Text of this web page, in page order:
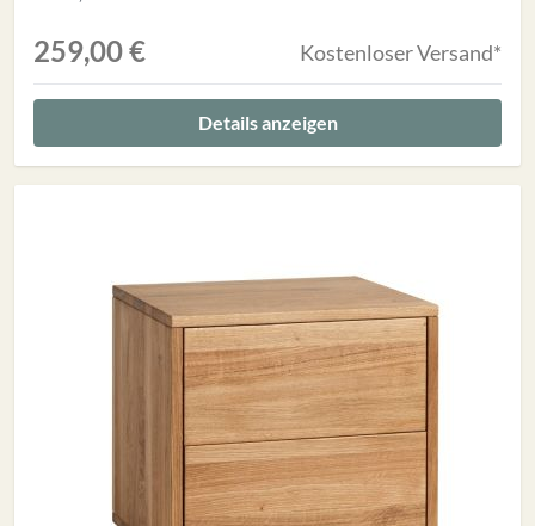
259,00 € Kostenloser Versand*
Details anzeigen